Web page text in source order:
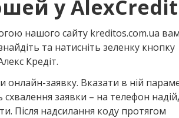
у AlexCredit
нашого сайту kreditos.com.ua вам
та натисніть зеленку кнопку
Кредіт.
онлайн-заявку. Вказати в ній
схвалення заявки – на телефон
Після надсилання коду протягом